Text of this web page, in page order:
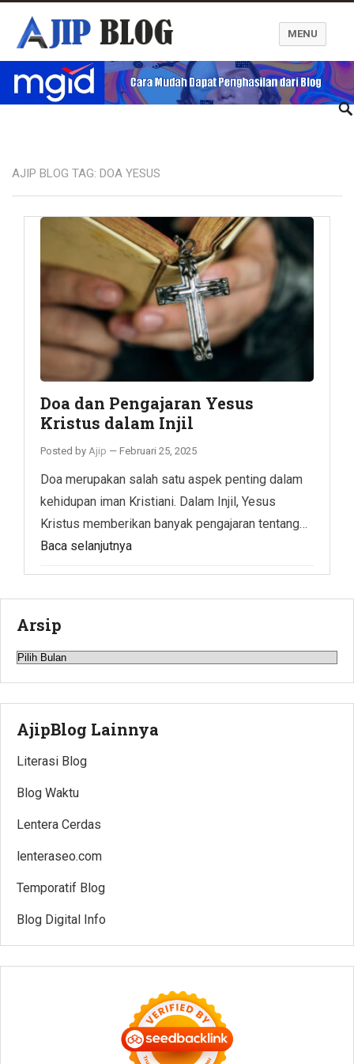
Ajip Blog
MENU
AJIP BLOG TAG: DOA YESUS
Doa dan Pengajaran Yesus
Kristus dalam Injil
Posted by Ajip — Februari 25, 2025
Doa merupakan salah satu aspek penting dalam
kehidupan iman Kristiani. Dalam Injil, Yesus
Kristus memberikan banyak pengajaran tentang…
Baca selanjutnya
Arsip
Arsip
AjipBlog Lainnya
Literasi Blog
Blog Waktu
Lentera Cerdas
lenteraseo.com
Temporatif Blog
Blog Digital Info